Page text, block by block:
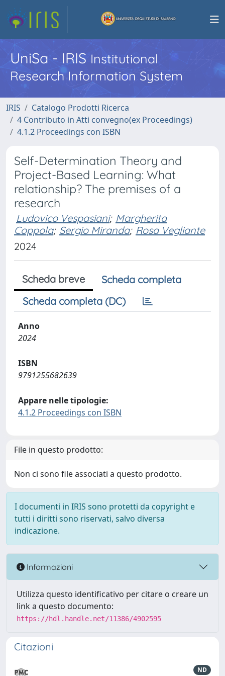
UniSa - IRISInstitutional
Research Information System
IRIS
Catalogo Prodotti Ricerca
4 Contributo in Atti convegno(ex Proceedings)
4.1.2 Proceedings con ISBN
Self-Determination Theory and
Project-Based Learning: What
relationship? The premises of a
research
Ludovico Vespasiani; Margherita
Coppola; Sergio Miranda; Rosa Vegliante
2024
Scheda breve
Scheda completa
Scheda completa (DC)
Anno
2024
ISBN
9791255682639
Appare nelle tipologie:
4.1.2 Proceedings con ISBN
File in questo prodotto:
Non ci sono file associati a questo prodotto.
I documenti in IRIS sono protetti da copyright e
tutti i diritti sono riservati, salvo diversa
indicazione.
Informazioni
Utilizza questo identificativo per citare o creare un
link a questo documento:
https://hdl.handle.net/11386/4902595
Citazioni
ND